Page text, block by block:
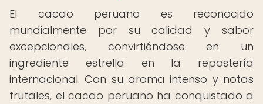
El cacao peruano es reconocido
mundialmente por su calidad y sabor
excepcionales, convirtiéndose en un
ingrediente estrella en la repostería
internacional. Con su aroma intenso y notas
frutales, el cacao peruano ha conquistado a